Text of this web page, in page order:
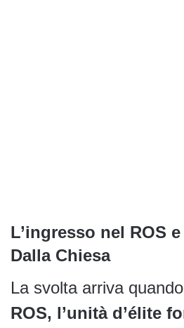
L’ingresso nel ROS
Dalla Chiesa
La svolta arriva quando
ROS, l’unità d’élite